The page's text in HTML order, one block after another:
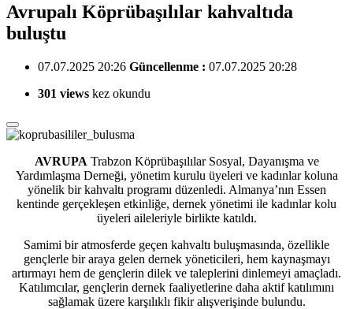
Avrupalı Köprübaşılılar kahvaltıda
buluştu
07.07.2025 20:26 Güncellenme : 07.07.2025 20:28
301 views kez okundu
AVRUPA Trabzon Köprübaşılılar Sosyal, Dayanışma ve
Yardımlaşma Derneği, yönetim kurulu üyeleri ve kadınlar koluna
yönelik bir kahvaltı programı düzenledi. Almanya’nın Essen
kentinde gerçekleşen etkinliğe, dernek yönetimi ile kadınlar kolu
üyeleri aileleriyle birlikte katıldı.
Samimi bir atmosferde geçen kahvaltı buluşmasında, özellikle
gençlerle bir araya gelen dernek yöneticileri, hem kaynaşmayı
artırmayı hem de gençlerin dilek ve taleplerini dinlemeyi amaçladı.
Katılımcılar, gençlerin dernek faaliyetlerine daha aktif katılımını
sağlamak üzere karşılıklı fikir alışverişinde bulundu.